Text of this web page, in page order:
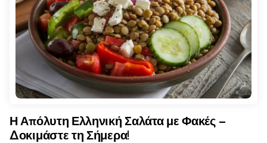
Η Απόλυτη Ελληνική Σαλάτα με Φακές –
Δοκιμάστε τη Σήμερα!